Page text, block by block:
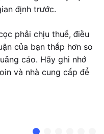
định trước.
phải chịu thuế, điều
của bạn thấp hơn so
cáo. Hãy ghi nhớ
và nhà cung cấp để